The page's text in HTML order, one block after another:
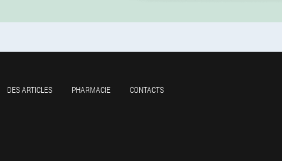
DES ARTICLES PHARMACIE CONTACTS